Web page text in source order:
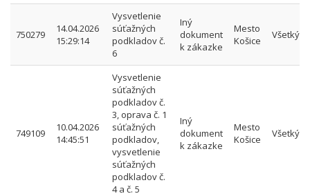
750279
14.04.2026
15:29:14
Vysvetlenie
súťažných
podkladov č.
6
Iný
dokument
k zákazke
Mesto
Košice
Všetkým
749109
10.04.2026
14:45:51
Vysvetlenie
súťažných
podkladov č.
3, oprava č. 1
súťažných
podkladov,
vysvetlenie
súťažných
podkladov č.
4 a č. 5
Iný
dokument
k zákazke
Mesto
Košice
Všetkým